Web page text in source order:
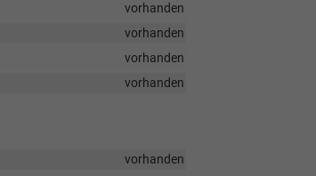
vorhanden
vorhanden
vorhanden
vorhanden
vorhanden